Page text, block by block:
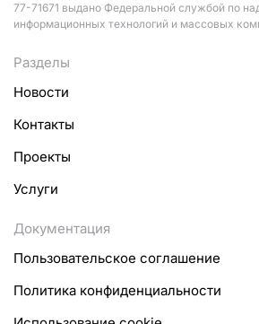
77-71671 выдано Федеральной службой по
информационных технологий и массовых
Разделы
Новости
Контакты
Проекты
Услуги
Документация
Пользовательское соглашение
Политика конфиденциальности